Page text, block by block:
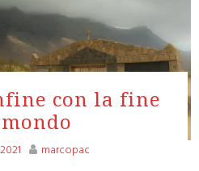
con la fine
marcopac